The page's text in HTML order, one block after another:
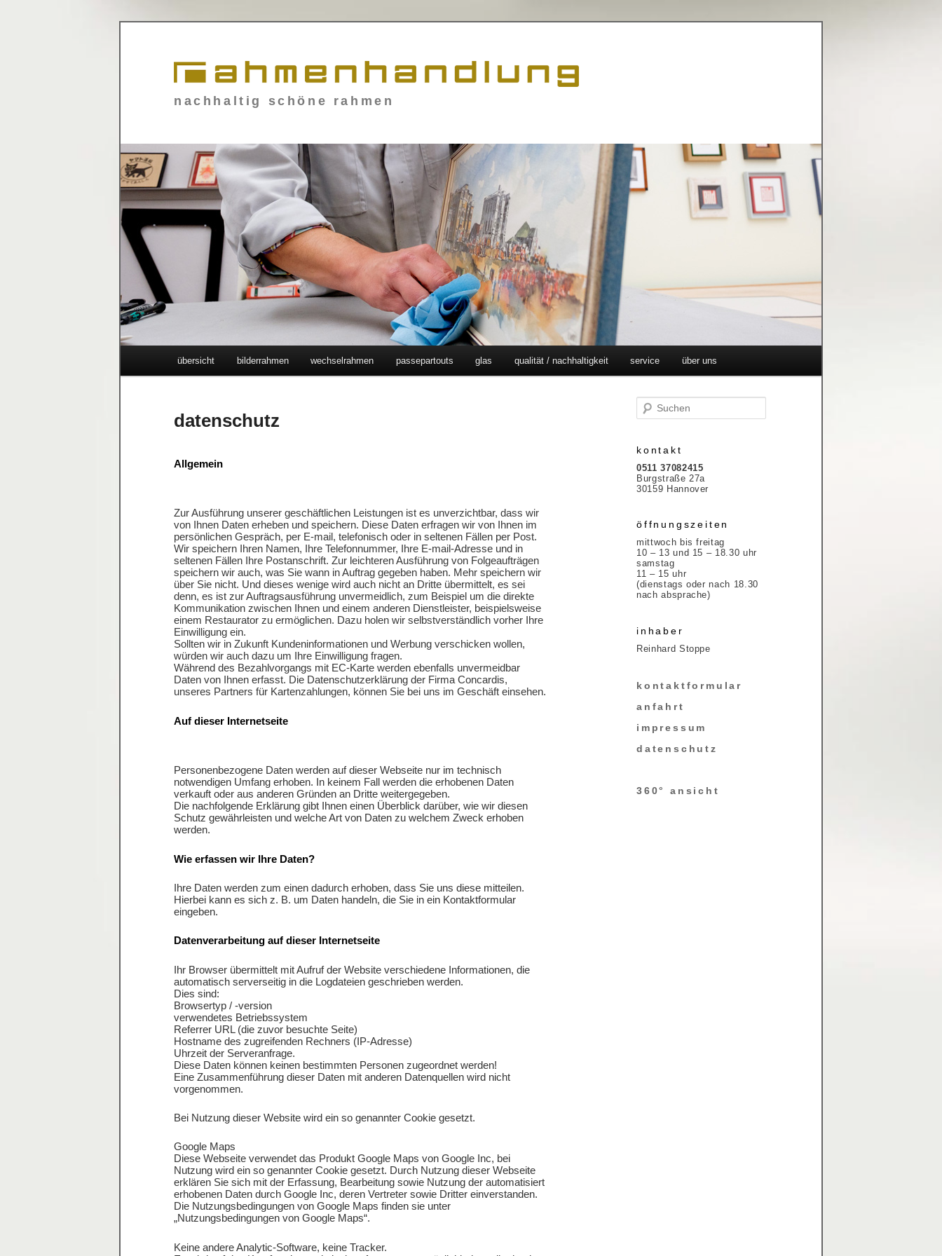
nachhaltig schöne rahmen
Zum
übersicht bilderrahmen wechselrahmen passepartouts glas qualität / nachhaltigkeit service über uns
datenschutz
Allgemein
Zur Ausführung unserer geschäftlichen Leistungen ist es unverzichtbar, dass wir
von Ihnen Daten erheben und speichern. Diese Daten erfragen wir von Ihnen im
persönlichen Gespräch, per E-mail, telefonisch oder in seltenen Fällen per Post.
Wir speichern Ihren Namen, Ihre Telefonnummer, Ihre E-mail-Adresse und in
seltenen Fällen Ihre Postanschrift. Zur leichteren Ausführung von Folgeaufträgen
speichern wir auch, was Sie wann in Auftrag gegeben haben. Mehr speichern wir
über Sie nicht. Und dieses wenige wird auch nicht an Dritte übermittelt, es sei
denn, es ist zur Auftragsausführung unvermeidlich, zum Beispiel um die direkte
Kommunikation zwischen Ihnen und einem anderen Dienstleister, beispielsweise
einem Restaurator zu ermöglichen. Dazu holen wir selbstverständlich vorher Ihre
Einwilligung ein.
Sollten wir in Zukunft Kundeninformationen und Werbung verschicken wollen,
würden wir auch dazu um Ihre Einwilligung fragen.
Während des Bezahlvorgangs mit EC-Karte werden ebenfalls unvermeidbar
Daten von Ihnen erfasst. Die Datenschutzerklärung der Firma Concardis,
unseres Partners für Kartenzahlungen, können Sie bei uns im Geschäft einsehen.
Auf dieser Internetseite
Personenbezogene Daten werden auf dieser Webseite nur im technisch
notwendigen Umfang erhoben. In keinem Fall werden die erhobenen Daten
verkauft oder aus anderen Gründen an Dritte weitergegeben.
Die nachfolgende Erklärung gibt Ihnen einen Überblick darüber, wie wir diesen
Schutz gewährleisten und welche Art von Daten zu welchem Zweck erhoben
werden.
Wie erfassen wir Ihre Daten?
Ihre Daten werden zum einen dadurch erhoben, dass Sie uns diese mitteilen.
Hierbei kann es sich z. B. um Daten handeln, die Sie in ein Kontaktformular
eingeben.
Datenverarbeitung auf dieser Internetseite
Ihr Browser übermittelt mit Aufruf der Website verschiedene Informationen, die
automatisch serverseitig in die Logdateien geschrieben werden.
Dies sind:
Browsertyp / -version
verwendetes Betriebssystem
Referrer URL (die zuvor besuchte Seite)
Hostname des zugreifenden Rechners (IP-Adresse)
Uhrzeit der Serveranfrage.
Diese Daten können keinen bestimmten Personen zugeordnet werden!
Eine Zusammenführung dieser Daten mit anderen Datenquellen wird nicht
vorgenommen.
Bei Nutzung dieser Website wird ein so genannter Cookie gesetzt.
Google Maps
Diese Webseite verwendet das Produkt Google Maps von Google Inc, bei
Nutzung wird ein so genannter Cookie gesetzt. Durch Nutzung dieser Webseite
erklären Sie sich mit der Erfassung, Bearbeitung sowie Nutzung der automatisiert
erhobenen Daten durch Google Inc, deren Vertreter sowie Dritter einverstanden.
Die Nutzungsbedingungen von Google Maps finden sie unter
„Nutzungsbedingungen von Google Maps“.
Keine andere Analytic-Software, keine Tracker.
c
n
kontakt
0511 37082415
Burgstraße 27a
30159 Hannover
öffnungszeiten
mittwoch bis freitag
10 – 13 und 15 – 18.30 uhr
samstag
11 – 15 uhr
(dienstags oder nach 18.30
nach absprache)
inhaber
Reinhard Stoppe
kontaktformular
anfahrt
impressum
datenschutz
360° ansicht